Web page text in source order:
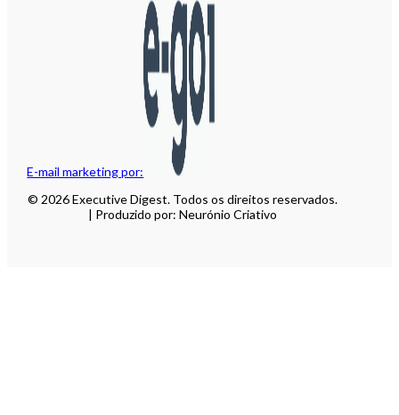
E-mail marketing por:
© 2026 Executive Digest. Todos os direitos reservados.
| Produzido por: Neurónio Criativo